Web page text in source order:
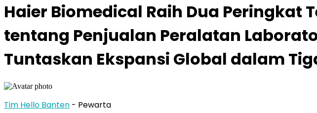
Haier Biomedical Raih Dua
tentang Penjualan Peralatan
Tuntaskan Ekspansi Global dalam
Tim Hello Banten - Pewarta